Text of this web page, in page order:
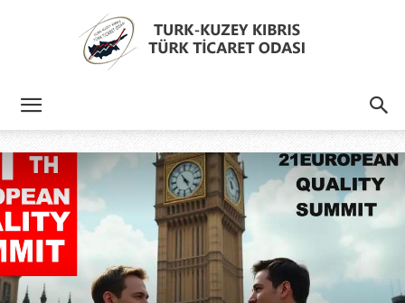
Kıbrıs
Türk